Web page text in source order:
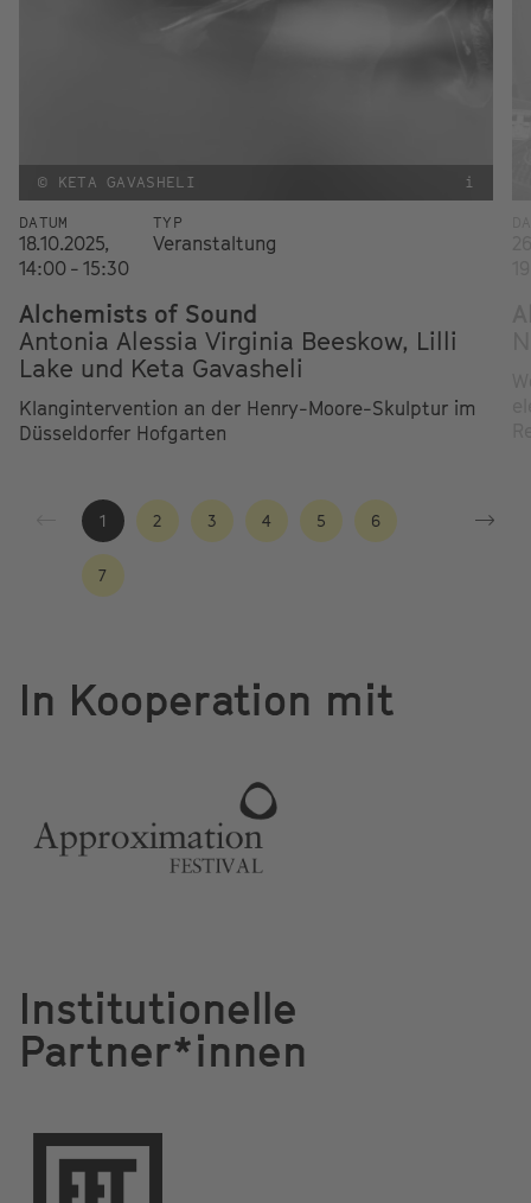
© KETA GAVASHELI i
DATUM
18.10.2025,
14:00 - 15:30
TYP
Veranstaltung
Alchemists of Sound
Antonia Alessia Virginia Beeskow, Lilli
Lake und Keta Gavasheli
Klangintervention an der Henry-Moore-Skulptur im
Düsseldorfer Hofgarten
1 2 3 4 5 6
7
In Kooperation mit
Institutionelle
Partner*innen